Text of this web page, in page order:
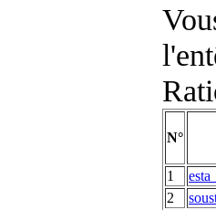
N°
1
2